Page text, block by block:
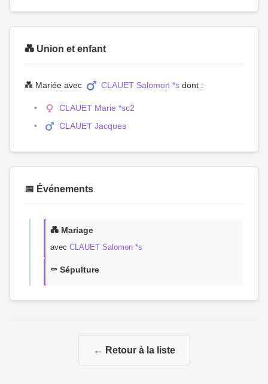
💑 Union et enfant
💑 Mariée avec CLAUET Salomon *s dont :
CLAUET Marie *sc2
CLAUET Jacques
📅 Événements
💑 Mariage
avec CLAUET Salomon *s
⚰️ Sépulture
← Retour à la liste